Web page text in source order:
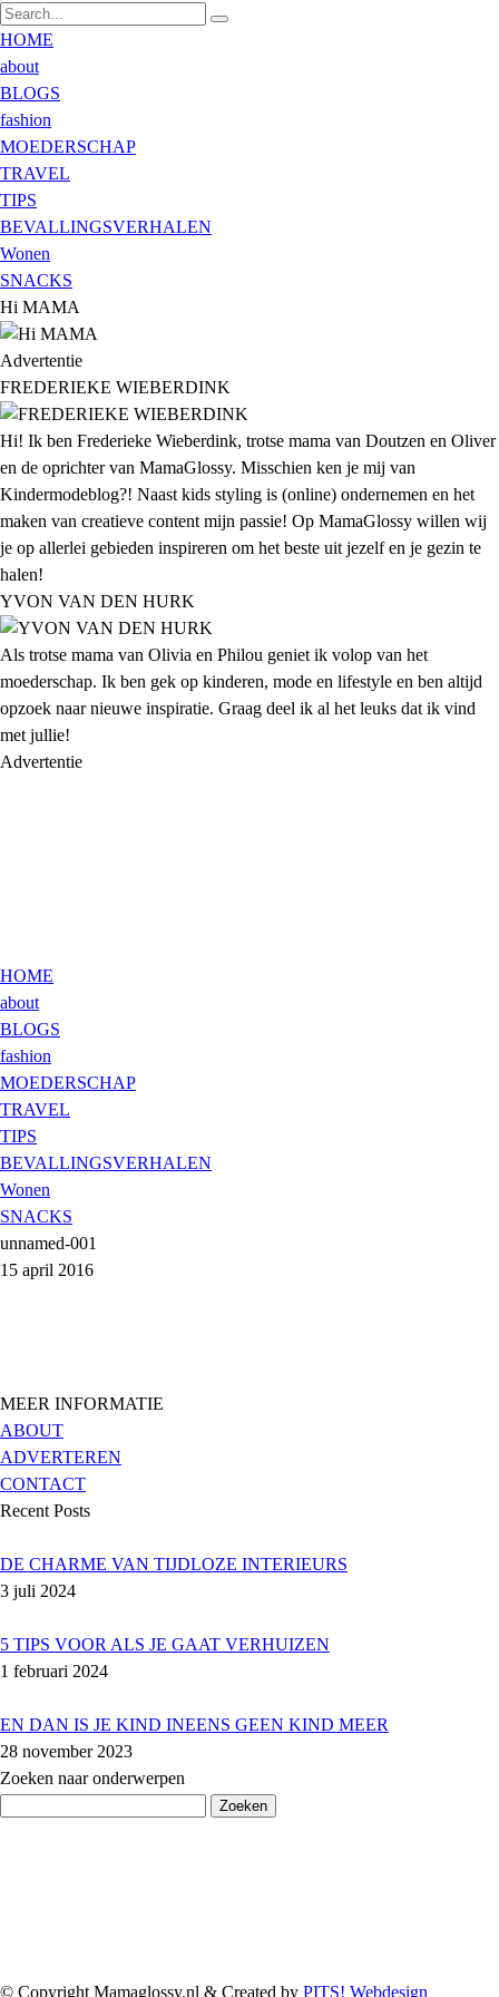
HOME
about
BLOGS
fashion
MOEDERSCHAP
TRAVEL
TIPS
BEVALLINGSVERHALEN
Wonen
SNACKS
Hi MAMA
Advertentie
FREDERIEKE WIEBERDINK
Hi! Ik ben Frederieke Wieberdink, trotse mama van Doutzen en Oliver
en de oprichter van MamaGlossy. Misschien ken je mij van
Kindermodeblog?! Naast kids styling is (online) ondernemen en het
maken van creatieve content mijn passie! Op MamaGlossy willen wij
je op allerlei gebieden inspireren om het beste uit jezelf en je gezin te
halen!
YVON VAN DEN HURK
Als trotse mama van Olivia en Philou geniet ik volop van het
moederschap. Ik ben gek op kinderen, mode en lifestyle en ben altijd
opzoek naar nieuwe inspiratie. Graag deel ik al het leuks dat ik vind
met jullie!
Advertentie
HOME
about
BLOGS
fashion
MOEDERSCHAP
TRAVEL
TIPS
BEVALLINGSVERHALEN
Wonen
SNACKS
unnamed-001
15 april 2016
MEER INFORMATIE
ABOUT
ADVERTEREN
CONTACT
Recent Posts
DE CHARME VAN TIJDLOZE INTERIEURS
3 juli 2024
5 TIPS VOOR ALS JE GAAT VERHUIZEN
1 februari 2024
EN DAN IS JE KIND INEENS GEEN KIND MEER
28 november 2023
Zoeken naar onderwerpen
© Copyright Mamaglossy.nl & Created by PITS! Webdesign